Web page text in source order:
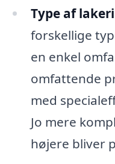
Type af
forskellige
en enkel
omfattende
med
Jo mere
højere bliver